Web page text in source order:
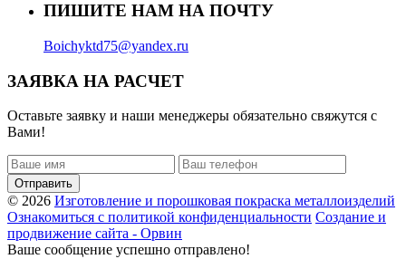
ПИШИТЕ НАМ НА ПОЧТУ
Boichyktd75@yandex.ru
ЗАЯВКА НА РАСЧЕТ
Оставьте заявку и наши менеджеры обязательно свяжутся с
Вами!
Отправить
© 2026 Изготовление и порошковая покраска металлоизделий
Ознакомиться с политикой конфиденциальности Создание и
продвижение сайта - Орвин
Ваше сообщение успешно отправлено!